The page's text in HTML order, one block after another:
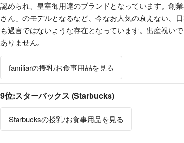
認められ、皇室御用達のブランドとなっています。創
さん」のモデルとなるなど、今なお人気の衰えない、
も過言ではないような存在となっています。出産祝い
ありません。
familiarの授乳/お食事用品を見る
9位:スターバックス (Starbucks)
Starbucksの授乳/お食事用品を見る